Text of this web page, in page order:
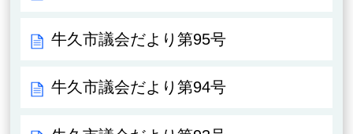
牛久市議会だより第95号
牛久市議会だより第94号